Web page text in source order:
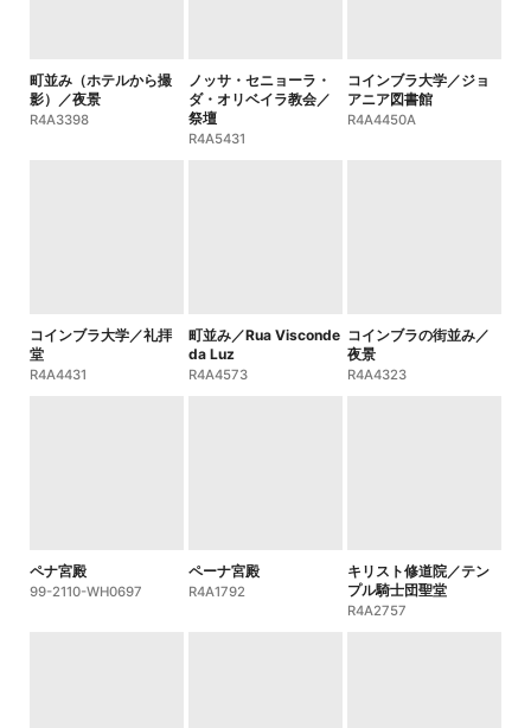
町並み（ホテルから撮
影）／夜景
R4A3398
ノッサ・セニョーラ・
ダ・オリベイラ教会／
祭壇
R4A5431
コインブラ大学／ジョ
アニア図書館
R4A4450A
コインブラ大学／礼拝
堂
R4A4431
町並み／Rua Visconde
da Luz
R4A4573
コインブラの街並み／
夜景
R4A4323
ペナ宮殿
99-2110-WH0697
ペーナ宮殿
R4A1792
キリスト修道院／テン
プル騎士団聖堂
R4A2757